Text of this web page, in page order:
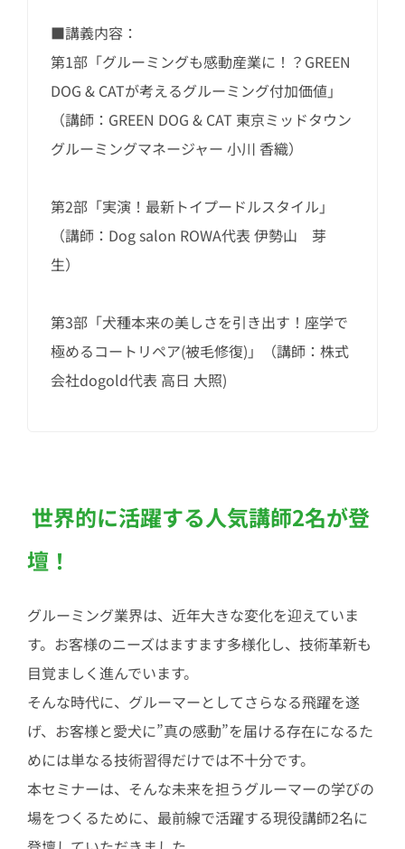
■講義内容：
第1部「グルーミングも感動産業に！？GREEN
DOG & CATが考えるグルーミング付加価値」
（講師：GREEN DOG & CAT 東京ミッドタウン
グルーミングマネージャー 小川 香織）
第2部「実演！最新トイプードルスタイル」
（講師：Dog salon ROWA代表 伊勢山 芽
生）
第3部「犬種本来の美しさを引き出す！座学で
極めるコートリペア(被毛修復)」（講師：株式
会社dogold代表 高日 大照)
世界的に活躍する人気講師2名が登
壇！
グルーミング業界は、近年大きな変化を迎えていま
す。お客様のニーズはますます多様化し、技術革新も
目覚ましく進んでいます。
そんな時代に、グルーマーとしてさらなる飛躍を遂
げ、お客様と愛犬に”真の感動”を届ける存在になるた
めには単なる技術習得だけでは不十分です。
本セミナーは、そんな未来を担うグルーマーの学びの
場をつくるために、最前線で活躍する現役講師2名に